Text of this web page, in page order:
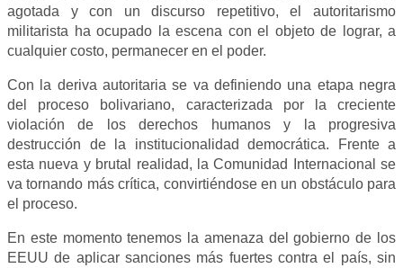
agotada y con un discurso repetitivo, el autoritarismo
militarista ha ocupado la escena con el objeto de lograr, a
cualquier costo, permanecer en el poder.
Con la deriva autoritaria se va definiendo una etapa negra
del proceso bolivariano, caracterizada por la creciente
violación de los derechos humanos y la progresiva
destrucción de la institucionalidad democrática. Frente a
esta nueva y brutal realidad, la Comunidad Internacional se
va tornando más crítica, convirtiéndose en un obstáculo para
el proceso.
En este momento tenemos la amenaza del gobierno de los
EEUU de aplicar sanciones más fuertes contra el país, sin